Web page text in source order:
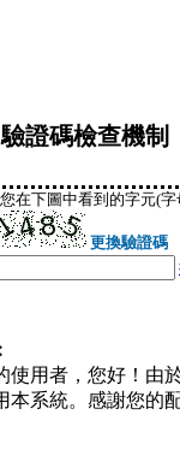
驗證碼檢查機制
在下圖中看到的字元(
更換驗證碼
使用者，您好！由
本系統。感謝您的配